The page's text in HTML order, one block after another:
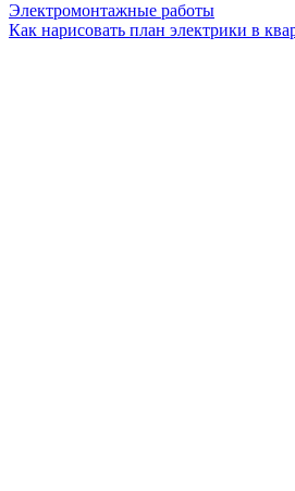
Электромонтажные работы
Как нарисовать план электрики в